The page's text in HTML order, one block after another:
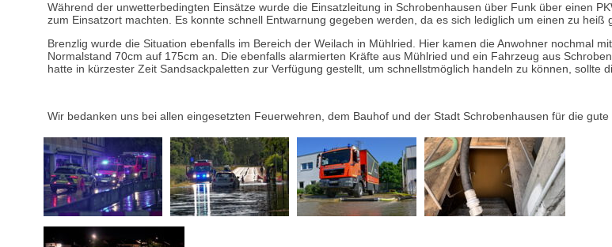
Während der unwetterbedingten Einsätze wurde die Einsatzleitung in Schrobenhausen über Funk über einen
zum Einsatzort machten. Es konnte schnell Entwarnung gegeben werden, da es sich lediglich um einen zu
Brenzlig wurde die Situation ebenfalls im Bereich der Weilach in Mühlried. Hier kamen die Anwohner nochmal
Normalstand 70cm auf 175cm an. Die ebenfalls alarmierten Kräfte aus Mühlried und ein Fahrzeug aus
hatte in kürzester Zeit Sandsackpaletten zur Verfügung gestellt, um schnellstmöglich handeln zu können, sollte
Wir bedanken uns bei allen eingesetzten Feuerwehren, dem Bauhof und der Stadt Schrobenhausen für die